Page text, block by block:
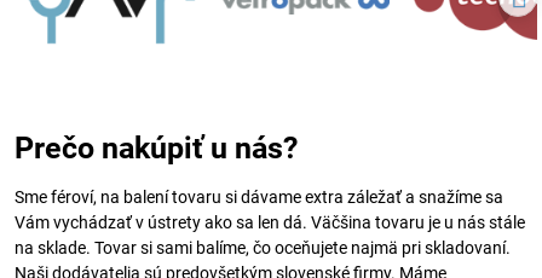
Prečo nakúpiť u nás?
Sme féroví, na balení tovaru si dávame extra záležať a snažíme sa
Vám vychádzať v ústrety ako sa len dá. Väčšina tovaru je u nás stále
na sklade. Tovar si sami balíme, čo oceňujete najmä pri skladovaní.
Naši dodávatelia sú predovšetkým slovenské firmy. Máme